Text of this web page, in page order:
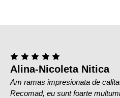
Grad IP: IP44
Incl. transformator
Import din Danemarca
Alina-Nicoleta Nitica
Am ramas impresionata de
Recomad, eu sunt foarte